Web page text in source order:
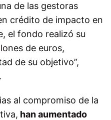
de las gestoras
crédito de impacto en
el fondo realizó su
de euros,
de su objetivo”,
al compromiso de la
han aumentado